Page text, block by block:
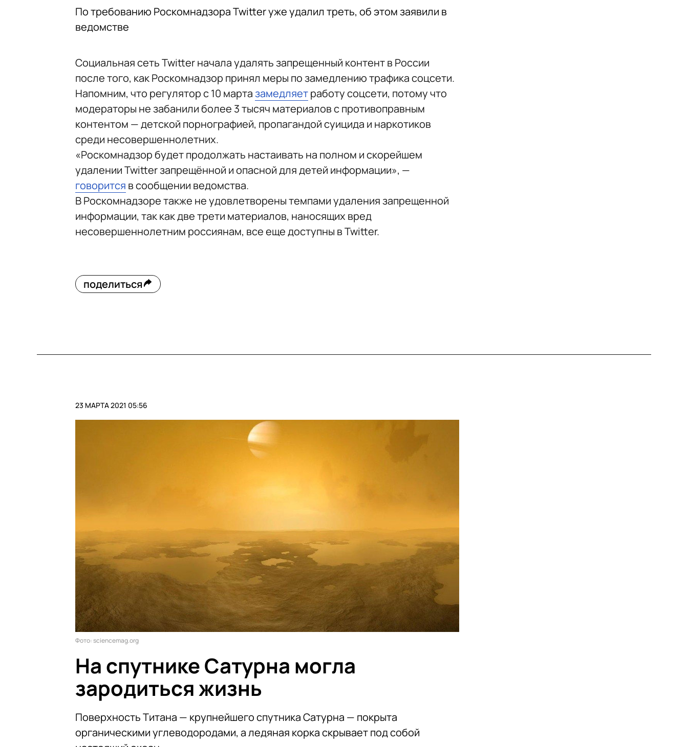
По требованию Роскомнадзора Twitter уже удалил треть, об этом заявили в
ведомстве
Социальная сеть Twitter начала удалять запрещенный контент в России
после того, как Роскомнадзор принял меры по замедлению трафика соцсети.
Напомним, что регулятор с 10 мартазамедляетработу соцсети, потому что
модераторы не забанили более 3 тысяч материалов с противоправным
контентом — детской порнографией, пропагандой суицида и наркотиков
среди несовершеннолетних.
«Роскомнадзор будет продолжать настаивать на полном и скорейшем
удалении Twitter запрещённой и опасной для детей информации», —
говорится в сообщении ведомства.
В Роскомнадзоре также не удовлетворены темпами удаления запрещенной
информации, так как две трети материалов, наносящих вред
несовершеннолетним россиянам, все еще доступны в Twitter.
поделиться
23 МАРТА 2021 05:56
Фото: sciencemag.org
На спутнике Сатурна могла
зародиться жизнь
Поверхность Титана — крупнейшего спутника Сатурна — покрыта
органическими углеводородами, а ледяная корка скрывает под собой